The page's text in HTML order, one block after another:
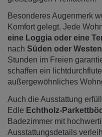
Besonderes Augenmerk
Komfort gelegt. Jede
eine Loggia oder eine
nach Süden oder Westen
Stunden im Freien
schaffen ein
außergewöhnliches
Auch die Ausstattung
Edle Echtholz-
Badezimmer mit
Ausstattungsdetails